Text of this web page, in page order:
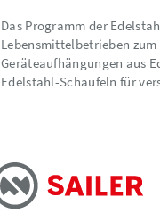
Das Programm der
Lebensmittelbetrieben
Geräteaufhängungen aus
Edelstahl-Schaufeln für